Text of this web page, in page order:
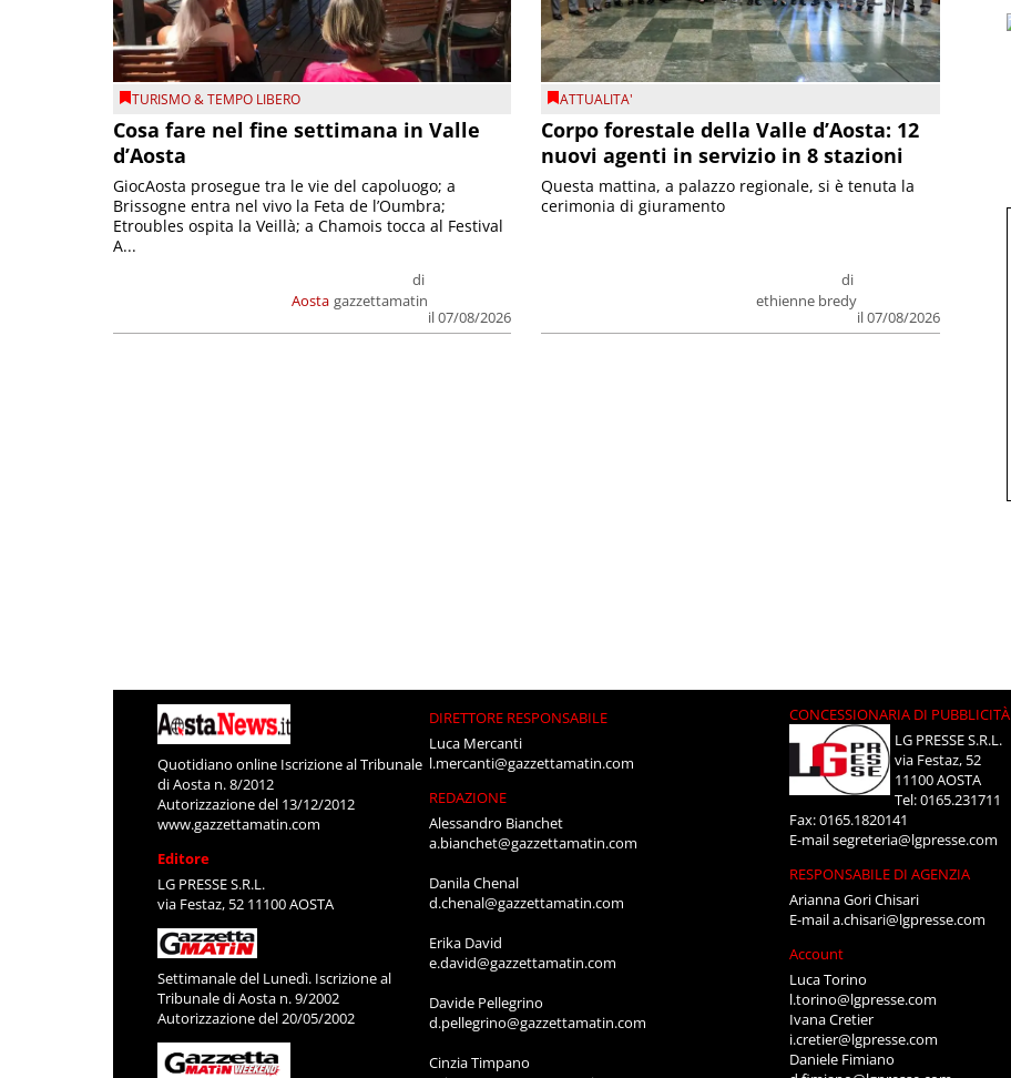
TURISMO & TEMPO LIBERO
Cosa fare nel fine settimana in Valle
d’Aosta
Aosta
di
gazzettamatin
il 07/08/2026
GiocAosta prosegue tra le vie del capoluogo; a
Brissogne entra nel vivo la Feta de l’Oumbra;
Etroubles ospita la Veillà; a Chamois tocca al Festival
A...
ATTUALITA'
Corpo forestale della Valle d’Aosta: 12
nuovi agenti in servizio in 8 stazioni
di
ethienne bredy
il 07/08/2026
Questa mattina, a palazzo regionale, si è tenuta la
cerimonia di giuramento
Quotidiano online Iscrizione al Tribunale
di Aosta n. 8/2012
Autorizzazione del 13/12/2012
www.gazzettamatin.com
Editore
LG PRESSE S.R.L.
via Festaz, 52 11100 AOSTA
Settimanale del Lunedì. Iscrizione al
Tribunale di Aosta n. 9/2002
Autorizzazione del 20/05/2002
DIRETTORE RESPONSABILE
Luca Mercanti
l.mercanti@gazzettamatin.com
REDAZIONE
Alessandro Bianchet
a.bianchet@gazzettamatin.com
Danila Chenal
d.chenal@gazzettamatin.com
Erika David
e.david@gazzettamatin.com
Davide Pellegrino
d.pellegrino@gazzettamatin.com
Cinzia Timpano
CONCESSIONARIA DI PUBBLICITÀ
LG PRESSE S.R.L.
via Festaz, 52
11100 AOSTA
Tel: 0165.231711
Fax: 0165.1820141
E-mailsegreteria@lgpresse.com
RESPONSABILE DI AGENZIA
Arianna Gori Chisari
E-maila.chisari@lgpresse.com
Account
Luca Torino
l.torino@lgpresse.com
Ivana Cretier
i.cretier@lgpresse.com
Daniele Fimiano